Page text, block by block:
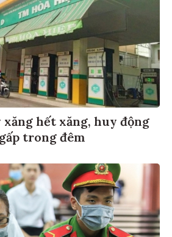
xăng hết xăng, huy động
trong đêm